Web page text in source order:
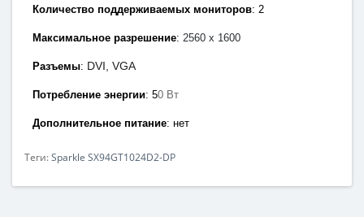
Количество поддерживаемых мониторов: 2
Максимальное разрешение: 2560 x 1600
Разъемы: DVI, VGA
Потребление энергии: 50 Вт
Дополнительное питание: нет
Теги:Sparkle SX94GT1024D2-DP